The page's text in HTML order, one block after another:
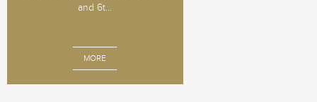
and 6t...
MORE